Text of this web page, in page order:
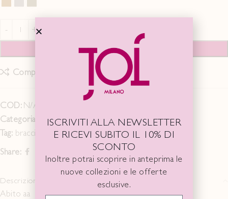
AGGIUNGI AL CARRELLO
Compare Add to wishlist
COD: N/A
Categoria:
IDEA GIFT
Tag: bracciale
Share:
Descrizione
Abito aa
ISCRIVITI ALLA NEWSLETTER
E RICEVI SUBITO IL 10% DI
SCONTO
Inoltre potrai scoprire in anteprima le
nuove collezioni e le offerte
esclusive.